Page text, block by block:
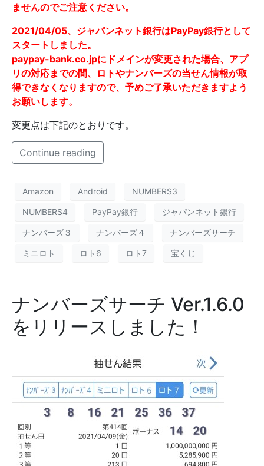
ませんのでご注意ください。
2021/04/05、ジャパンネット銀行はPayPay銀行として
スタートしました。
paypay-bank.co.jpにドメインが変更された場合、アプ
リの対応までの間、ロトやナンバーズの当せん情報が取
得できなくなりますので、予めご了承いただきますよう
お願いします。
変更点は下記のとおりです。
Continue reading
Amazon Android NUMBERS3
NUMBERS4 PayPay銀行 ジャパンネット銀行
ナンバーズ３ ナンバーズ４ ナンバーズサーチ
ミニロト ロト6 ロト7 宝くじ
ナンバーズサーチ Ver.1.6.0
をリリースしました！